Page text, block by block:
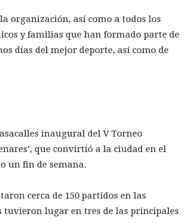
organización, así como a todos los
y familias que han formado parte de
días del mejor deporte, así como de
inaugural del V Torneo
que convirtió a la ciudad en el
un fin de semana.
cerca de 150 partidos en las
tuvieron lugar en tres de las principales